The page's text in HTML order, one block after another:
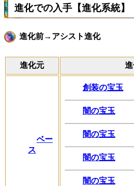
進化での入手【進化系統】
進化前→アシスト進化
進化元
ベー
ス
創装の宝玉
闇の宝玉
闇の宝玉
闇の宝玉
闇の宝玉